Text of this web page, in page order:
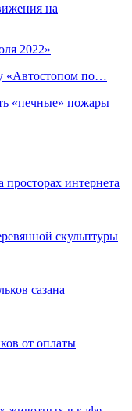
на
2022»
«Автостопом по…
«печные» пожары
интернета
скульптуры
сазана
от оплаты